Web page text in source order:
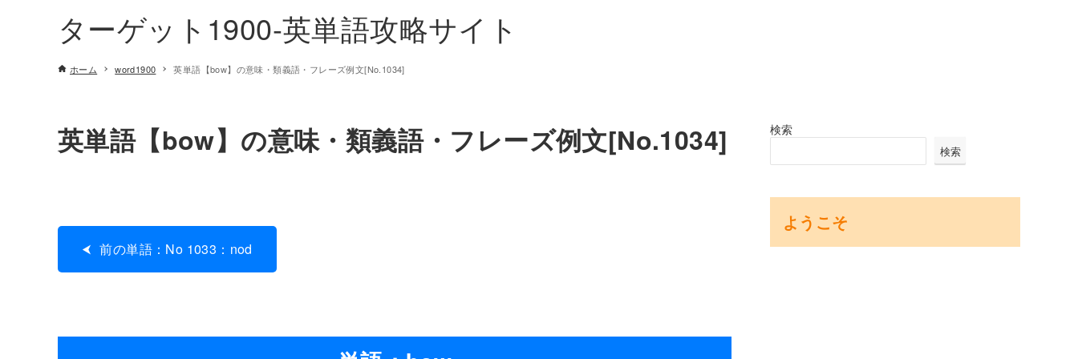
ターゲット1900-英単語攻略サイト
ホーム word1900 英単語【bow】の意味・類義語・フレーズ例文[No.1034]
英単語【bow】の意味・類義語・フレーズ例文[No.1034]
前の単語：No 1033：nod
検索
検索
ようこそ